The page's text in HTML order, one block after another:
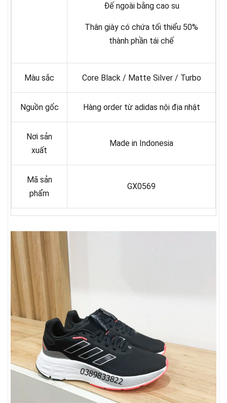
Đế ngoài bằng cao su
Thân giày có chứa tối thiểu 50%
thành phần tái chế
Màu sắc Core Black / Matte Silver / Turbo
Nguồn gốc Hàng order từ adidas nội địa nhật
Nơi sản
xuất
Made in Indonesia
Mã sản
phẩm
GX0569